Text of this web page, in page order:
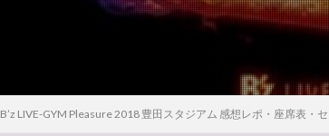
B’z LIVE-GYM Pleasure 2018 豊田スタジアム 感想レポ・座席表・